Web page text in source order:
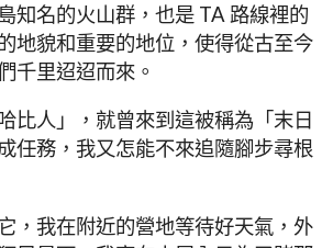
知名的火山群，也是 TA 路線裡的
地貌和重要的地位，使得從古至今
千里迢迢而來。
比人」，就曾來到這被稱為「末日
任務，我又怎能不來追隨腳步尋根
，我在附近的營地等待好天氣，外